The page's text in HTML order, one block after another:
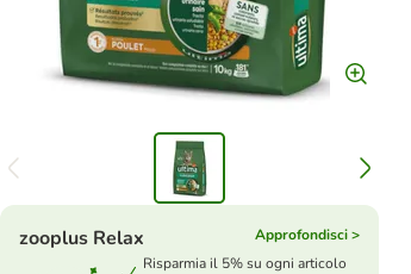
zooplus Relax
Approfondisci >
Risparmia il 5% su ogni articolo